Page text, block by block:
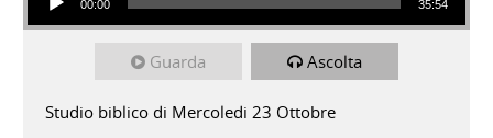
00:00 35:54
Guarda Ascolta
Studio biblico di Mercoledi 23 Ottobre